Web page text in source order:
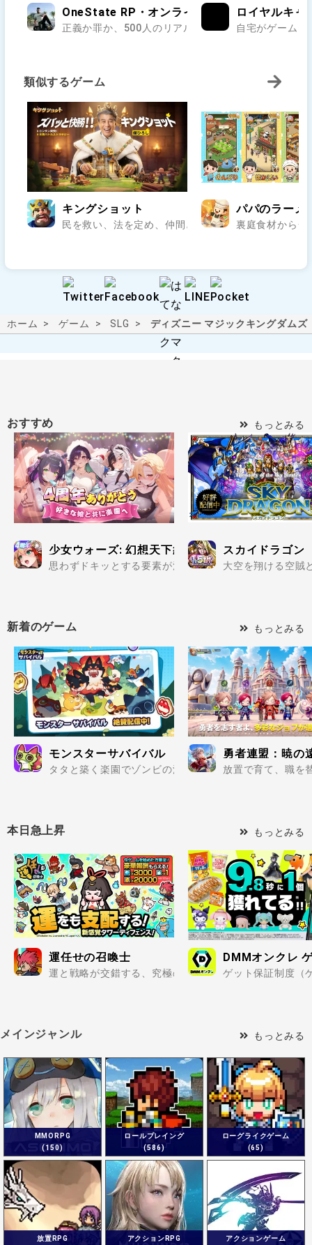
OneState RP・オンラインのオープンワールド
正義か罪か、500人のリアルが交差する街で第二の人
ロイヤルキャ
自宅がゲーム
類似するゲーム
キングショット
民を救い、法を定め、仲間と乱世の王座を狙え..
パパのラーメ
裏庭食材から
ホーム ゲーム SLG ディズニー マジックキングダムズ
おすすめ もっとみる
少女ウォーズ: 幻想天下統一戦
思わずドキッとする要素が満載の美少女だらけで楽し
スカイドラゴン
大空を翔ける空賊
新着のゲーム もっとみる
モンスターサバイバル
タタと築く楽園でゾンビの波を迎え撃て..
勇者連盟：暁の
放置で育て、職を
本日急上昇 もっとみる
運任せの召喚士
運と戦略が交錯する、究極の協力タワーディフェンス..
DMMオンクレ
ゲット保証制度（
メインジャンル もっとみる
MMORPG
(150)
ロールプレイング
(586)
ローグライクゲーム
(65)
放置RPG
アクションRPG
アクションゲーム